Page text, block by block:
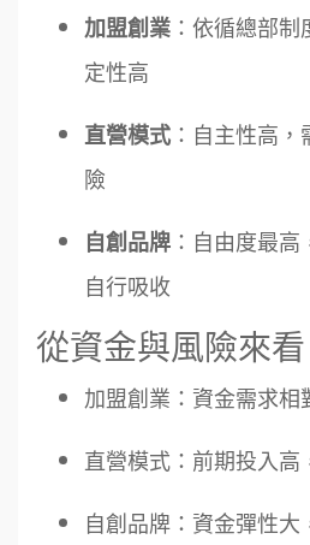
加盟創業 ：依循總部
定性高
直營模式 ：自主性高
險
自創品牌 ：自由度最
自行吸收
從資金與風險來看
加盟創業：資金需求
直營模式：前期投入高
自創品牌：資金彈性